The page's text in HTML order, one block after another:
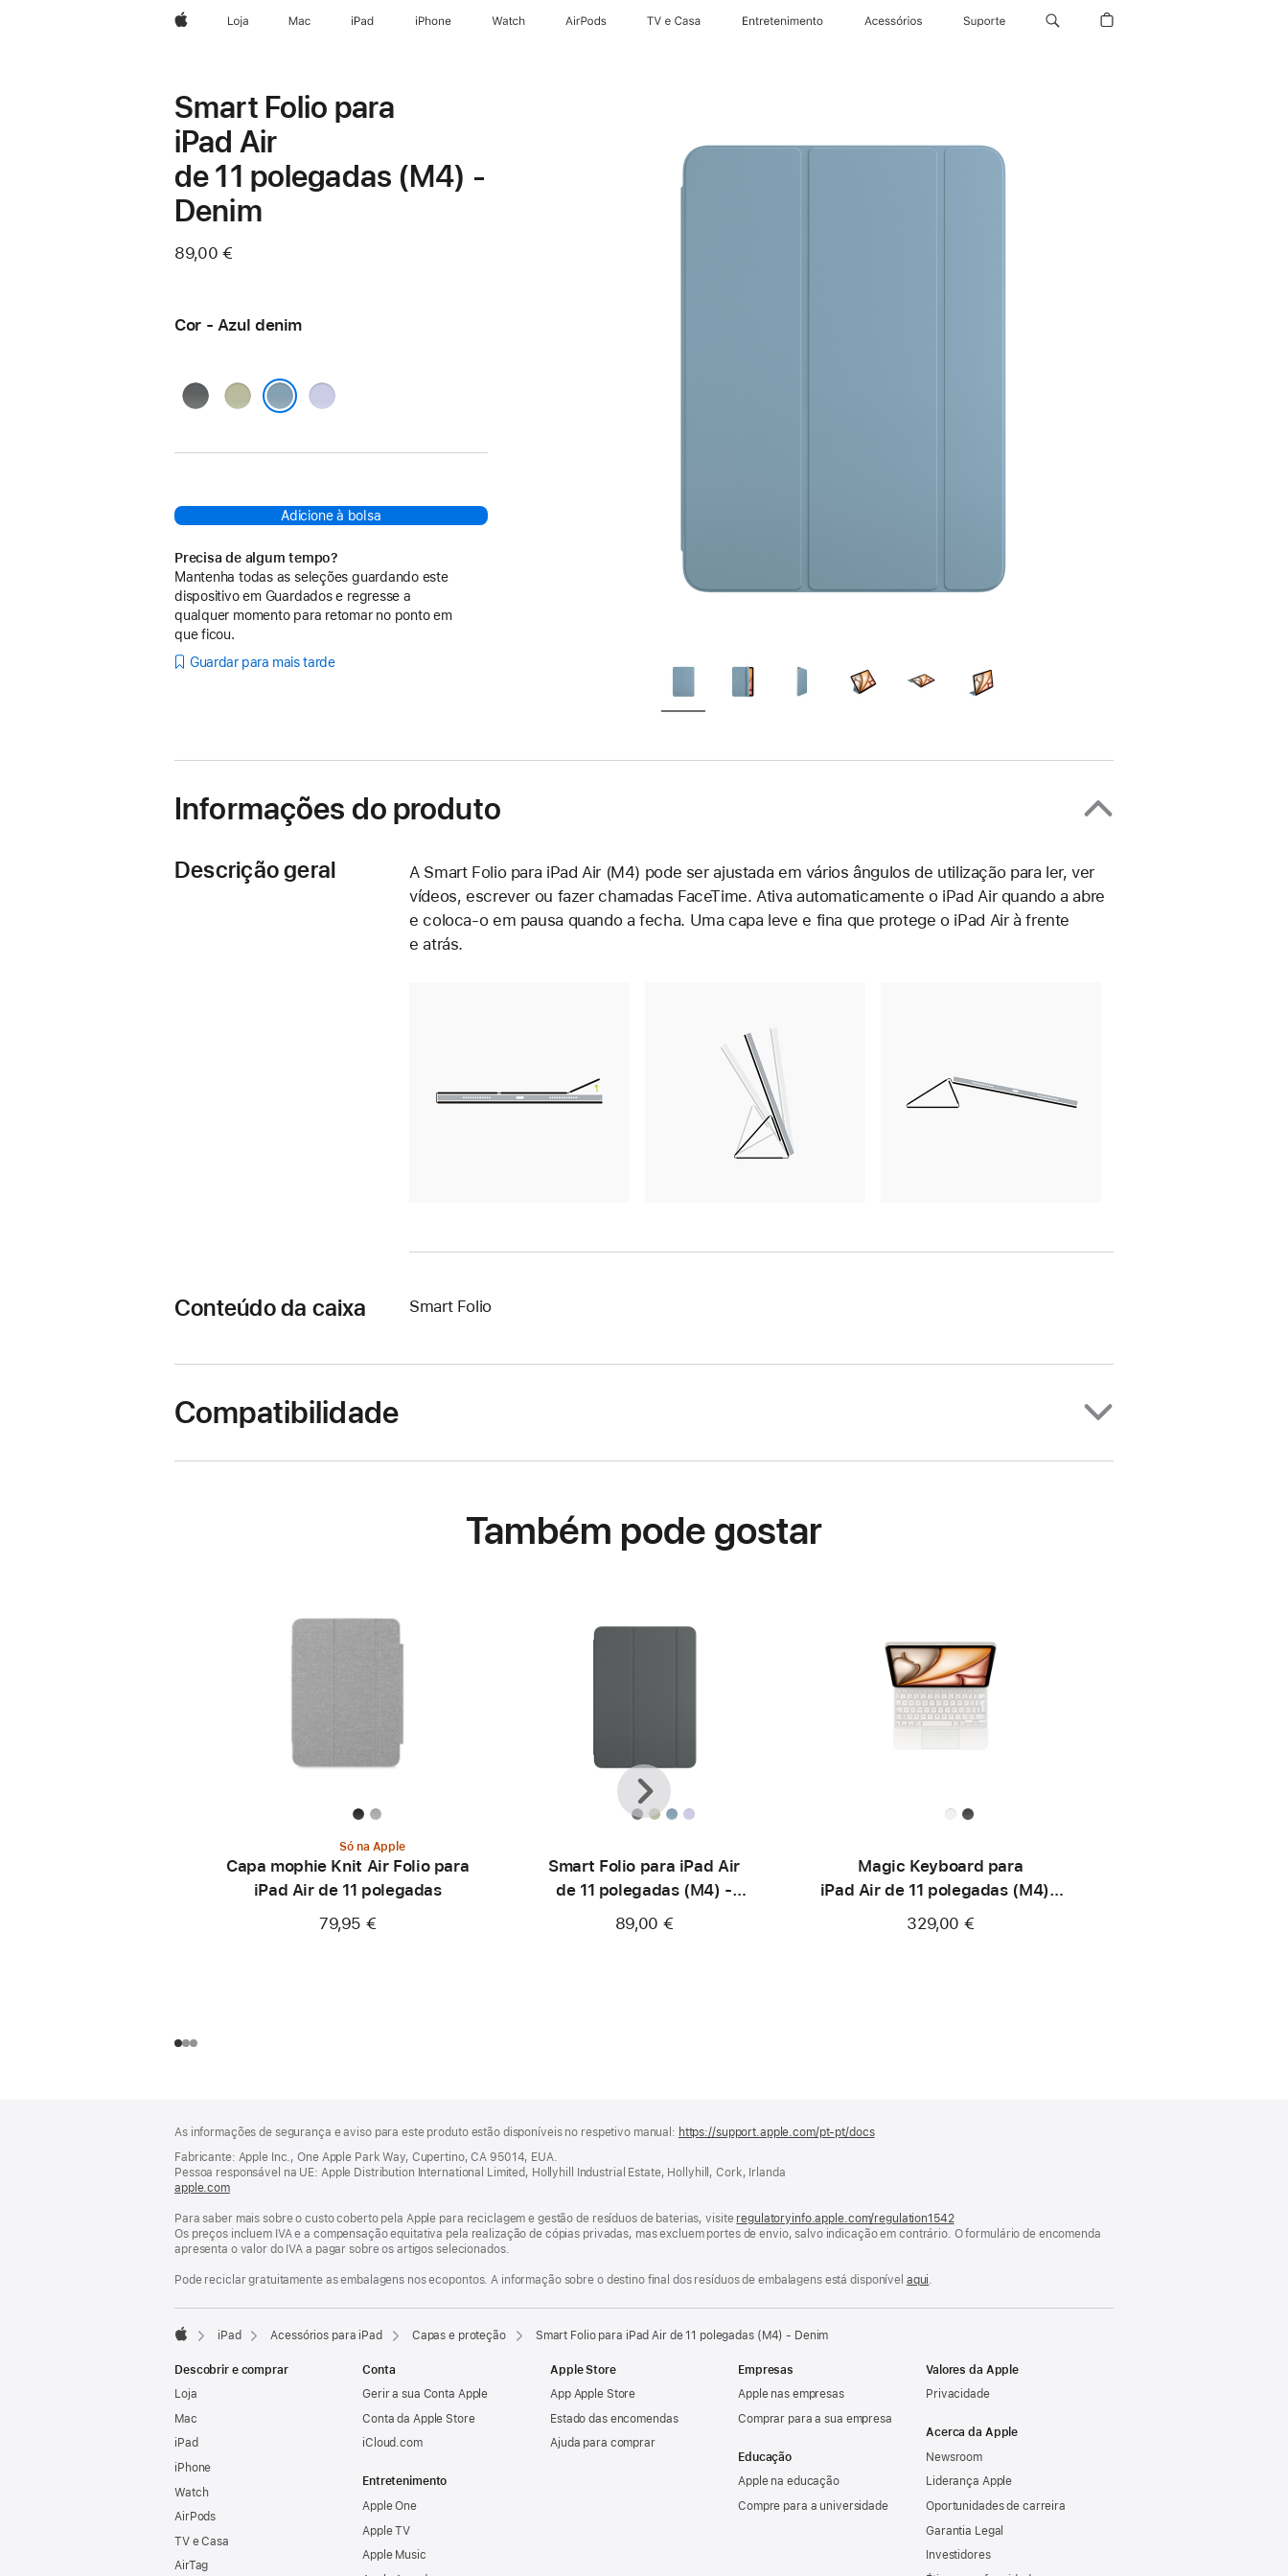
AppleLoja Mac iPad iPhone Watch AirPods TV e Casa Entretenimento Acessórios Suporte
Smart Folio para
iPad Air
de 11 polegadas (M4) -
Denim
89,00 €
Cor - Azul denim
Cinzento‑carvão
Verde sálviaLilás-
Adicione à bolsa
Precisa de algum tempo?
Mantenha todas as seleções guardando este
dispositivo em Guardados e regresse a
qualquer momento para retomar no ponto em
que ficou.
Guardar para mais tarde
Informações do produto
Descrição geral
A Smart Folio para iPad Air (M4) pode ser ajustada em vários ângulos de utilização para ler, ver
vídeos, escrever ou fazer chamadas FaceTime. Ativa automaticamente o iPad Air quando a abre
e coloca-o em pausa quando a fecha. Uma capa leve e fina que protege o iPad Air à frente
e atrás.
Conteúdo da caixa Smart Folio
Compatibilidade
Também pode gostar
Só na Apple
Capa mophie Knit Air Folio para
iPad Air de 11 polegadas
79,95 €
Smart Folio para iPad Air
de 11 polegadas (M4) -
Cinzento‑carvão
89,00 €
Magic Keyboard para
iPad Air de 11 polegadas (M4) -
Português - Branco
329,00 €
Anterior
Seguinte
de
rodapé
As informações de segurança e aviso para este produto estão disponíveis no respetivo manual: https://support.apple.com/pt-pt/docs(abre
Fabricante: Apple Inc., One Apple Park Way, Cupertino, CA 95014, EUA.
Pessoa responsável na UE: Apple Distribution International Limited, Hollyhill Industrial Estate, Hollyhill, Cork, Irlanda
apple.com(abre
nova
janela)
Para saber mais sobre o custo coberto pela Apple para reciclagem e gestão de resíduos de baterias, visite regulatoryinfo.apple.com/regulation1542(abre
numa
Os preços incluem IVA e a compensação equitativa pela realização de cópias privadas, mas excluem portes de envio, salvo indicação em contrário. O formulário de encomenda
apresenta o valor do IVA a pagar sobre os artigos selecionados.
Pode reciclar gratuitamente as embalagens nos ecopontos. A informação sobre o destino final dos resíduos de embalagens está disponível aqui.
iPad Acessórios para iPad Capas e proteção Smart Folio para iPad Air de 11 polegadas (M4) - Denim
Descobrir e comprar
Loja
Mac
iPad
iPhone
Watch
AirPods
TV e Casa
AirTag
Conta
Gerir a sua Conta Apple
Conta da Apple Store
iCloud.com
Entretenimento
Apple One
Apple TV
Apple Music
Apple Store
App Apple Store
Estado das encomendas
Ajuda para comprar
Empresas
Apple nas empresas
Comprar para a sua empresa
Educação
Apple na educação
Compre para a universidade
Valores da Apple
Privacidade
Acerca da Apple
Newsroom
Liderança Apple
Oportunidades de carreira
Garantia Legal
Investidores